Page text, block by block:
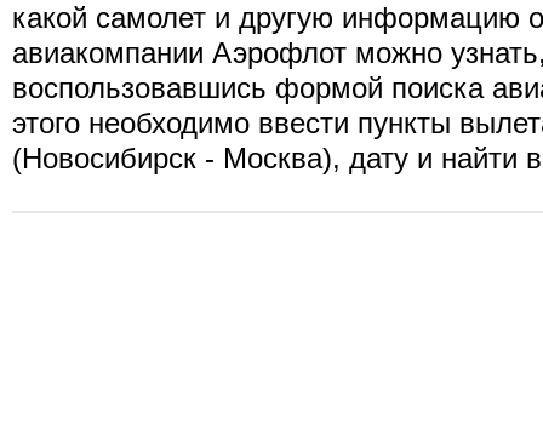
какой самолет и другую информацию
авиакомпании Аэрофлот можно
воспользовавшись формой поиска
этого необходимо ввести пункты
(Новосибирск - Москва), дату и найти